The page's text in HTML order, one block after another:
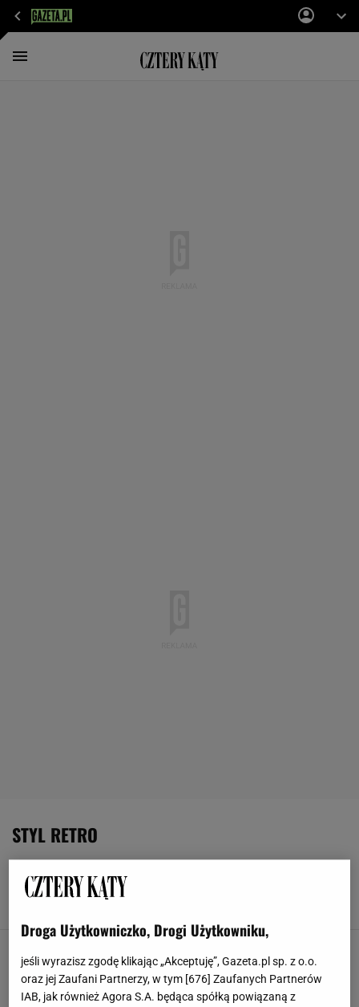
STYL RETRO
przyszłość. Jak stworzyć je za grosze?
ARANŻACJE WNĘTRZ
MEBLE RETRO MEBLE VINTAGE I RETRO
STYL RETRO
STYL RETRO WE WNĘTRZACH
Droga Użytkowniczko, Drogi Użytkowniku,
jeśli wyrazisz zgodę klikając „Akceptuję”, Gazeta.pl sp. z o.o.
oraz jej Zaufani Partnerzy, w tym [676] Zaufanych Partnerów
IAB, jak również Agora S.A. będąca spółką powiązaną z